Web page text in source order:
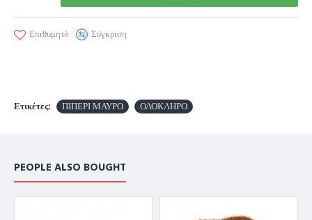
Επιθυμητό Σύγκριση
Ετικέτες: ΠΙΠΕΡΙ ΜΑΥΡΟ ΟΛΟΚΛΗΡΟ
PEOPLE ALSO BOUGHT